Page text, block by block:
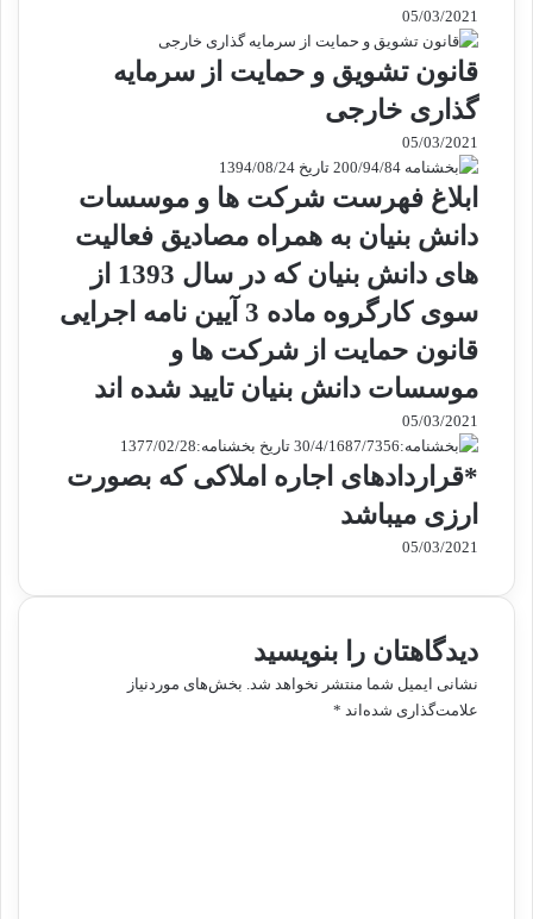
05/03/2021
قانون تشویق و حمایت از سرمایه
گذاری خارجی
05/03/2021
ابلاغ فهرست شرکت ها و موسسات
دانش بنیان به همراه مصادیق فعالیت
های دانش بنیان که در سال 1393 از
سوی کارگروه ماده 3 آیین نامه اجرایی
قانون حمایت از شرکت ها و
موسسات دانش بنیان تایید شده اند
05/03/2021
*قراردادهای اجاره املاکی که بصورت
ارزی میباشد
05/03/2021
دیدگاهتان را بنویسید
نشانی ایمیل شما منتشر نخواهد شد. بخش‌های موردنیاز
علامت‌گذاری شده‌اند *